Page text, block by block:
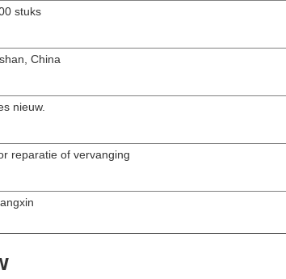
stuks
China
nieuw.
reparatie of vervanging